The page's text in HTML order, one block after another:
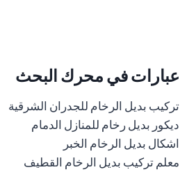
عبارات في محرك البحث
تركيب بديل الرخام للجدران الشرقية
ديكور بديل رخام للمنازل الدمام
اشكال بديل الرخام الخبر
معلم تركيب بديل الرخام القطيف